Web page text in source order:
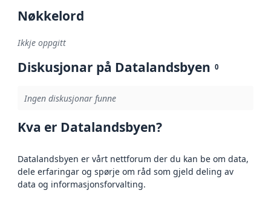
Nøkkelord
Ikkje oppgitt
Diskusjonar på Datalandsbyen 0
Ingen diskusjonar funne
Kva er Datalandsbyen?
Datalandsbyen er vårt nettforum der du kan be om data,
dele erfaringar og spørje om råd som gjeld deling av
data og informasjonsforvalting.